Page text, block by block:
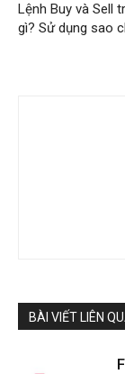
Lệnh Buy và Sell
gì? Sử dụng sao
BÀI VIẾT LIÊN